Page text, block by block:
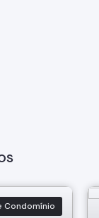
Condomínio